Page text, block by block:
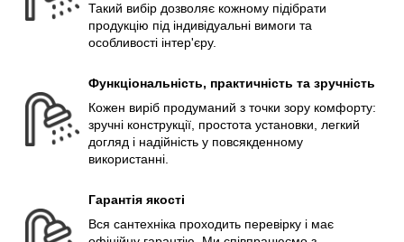
Такий вибір дозволяє кожному підібрати
продукцію під індивідуальні вимоги та
особливості інтер'єру.
Функціональність, практичність та зручність
Кожен виріб продуманий з точки зору комфорту:
зручні конструкції, простота установки, легкий
догляд і надійність у повсякденному
використанні.
Гарантія якості
Вся сантехніка проходить перевірку і має